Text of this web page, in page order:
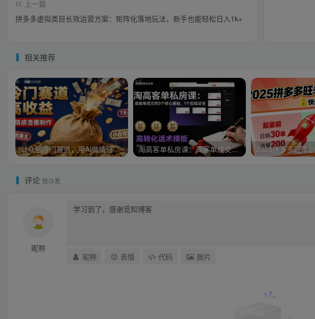
上一篇
拼多多虚拟类目长效运营方案：矩阵化落地玩法，新手也能轻松日入1k+
相关推荐
公众号冷门赛道，用AI做情感漫画，7天开通流量主，操作简单，小白可玩 淘高客单私房课：高客单成交的3个核心基础，1个实操法宝
评论 抢沙发
昵称
昵称 表情 代码 图片